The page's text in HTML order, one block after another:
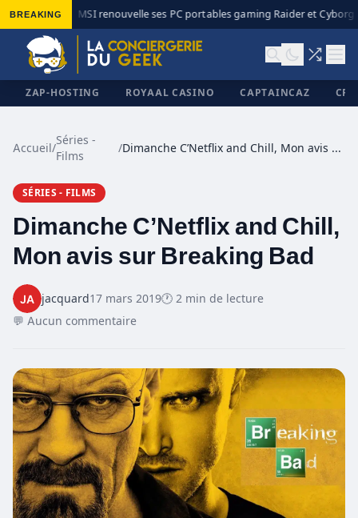
BREAKING MSI renouvelle ses PC portables gaming Raider et Cyborg
ZAP-HOSTING ROYAAL CASINO CAPTAINCAZ
Accueil/
Séries -
Films
/ Dimanche C’Netflix and Chill, Mon avis sur Breaking Bad
SÉRIES - FILMS
Dimanche C’Netflix and Chill,
Mon avis sur Breaking Bad
jacquard17 mars 2019🕐 2 min de lecture
💬 Aucun commentaire